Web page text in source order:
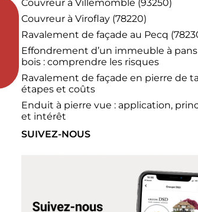
Couvreur à Villemomble (93250)
Couvreur à Viroflay (78220)
Ravalement de façade au Pecq
Effondrement d’un immeuble à
bois : comprendre les risques
Ravalement de façade en pierre de
étapes et coûts
Enduit à pierre vue : application,
et intérêt
SUIVEZ-NOUS